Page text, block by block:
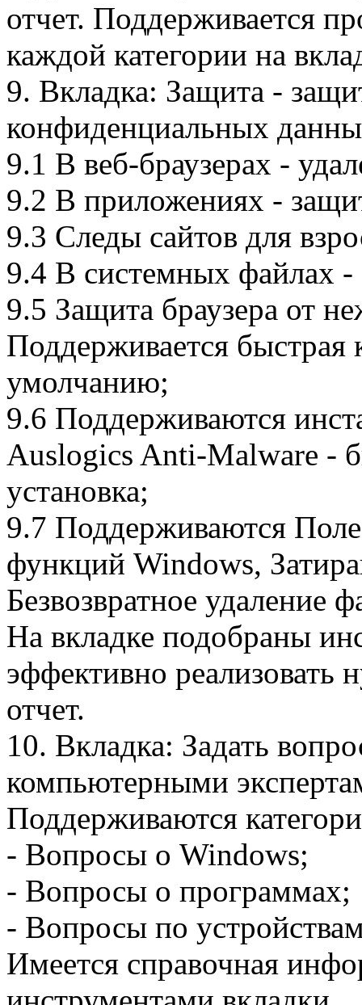
отчет. Поддерживается
каждой категории на
9. Вкладка: Защита -
конфиденциальных
9.1 В веб-браузерах -
9.2 В приложениях -
9.3 Следы сайтов для
9.4 В системных файлах -
9.5 Защита браузера от
Поддерживается быстрая
умолчанию;
9.6 Поддерживаются
Auslogics Anti-Malware -
установка;
9.7 Поддерживаются
функций Windows,
Безвозвратное удаление
На вкладке подобраны
эффективно реализовать
отчет.
10. Вкладка: Задать
компьютерными
Поддерживаются
- Вопросы о Windows;
- Вопросы о программах;
- Вопросы по
Имеется справочная